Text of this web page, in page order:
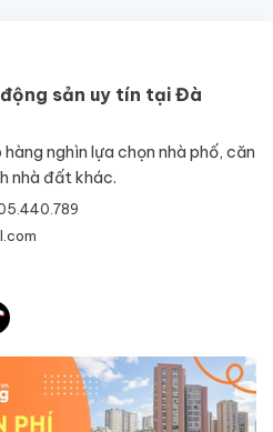
sản uy tín tại Đà
nghìn lựa chọn nhà phố, căn
nhà đất khác.